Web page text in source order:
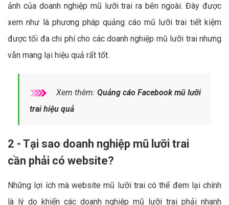
ảnh của doanh nghiệp mũ lưỡi trai ra bên ngoài. Đây được
xem như là phương pháp quảng cáo mũ lưỡi trai tiết kiệm
được tối đa chi phí cho các doanh nghiệp mũ lưỡi trai nhưng
vẫn mang lại hiệu quả rất tốt.
Xem thêm: Quảng cáo Facebook mũ lưỡi
trai hiệu quả
2 - Tại sao doanh nghiệp mũ lưỡi trai
cần phải có website?
Những lợi ích mà website mũ lưỡi trai có thể đem lại chính
là lý do khiến các doanh nghiệp mũ lưỡi trai phải nhanh